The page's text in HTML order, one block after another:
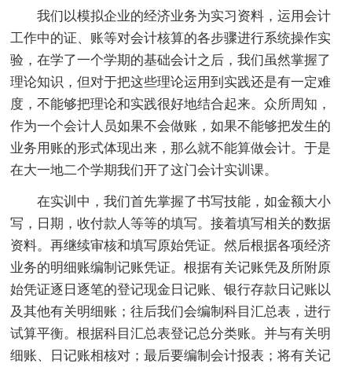
我们以模拟企业的经济业务为实习资料，运用会计
工作中的证、账等对会计核算的各步骤进行系统操作实
验，在学了一个学期的基础会计之后，我们虽然掌握了
理论知识，但对于把这些理论运用到实践还是有一定难
度，不能够把理论和实践很好地结合起来。众所周知，
作为一个会计人员如果不会做账，如果不能够把发生的
业务用账的形式体现出来，那么就不能算做会计。于是
在大一地二个学期我们开了这门会计实训课。
在实训中，我们首先掌握了书写技能，如金额大小
写，日期，收付款人等等的填写。接着填写相关的数据
资料。再继续审核和填写原始凭证。然后根据各项经济
业务的明细账编制记账凭证。根据有关记账凭及所附原
始凭证逐日逐笔的登记现金日记账、银行存款日记账以
及其他有关明细账；往后我们会编制科目汇总表，进行
试算平衡。根据科目汇总表登记总分类账。并与有关明
细账、日记账相核对；最后要编制会计报表；将有关记